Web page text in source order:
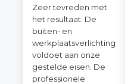
Zeer tevreden met
het resultaat. De
buiten- en
werkplaatsverlichting
voldoet aan onze
gestelde eisen. De
professionele